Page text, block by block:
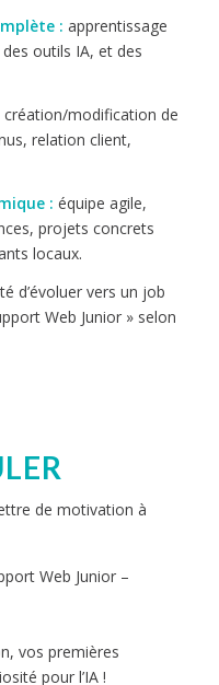
: apprentissage
outils IA, et des
création/modification de
relation client,
: équipe agile,
projets concrets
locaux.
d’évoluer vers un job
Web Junior » selon
de motivation à
Web Junior –
vos premières
pour l’IA !